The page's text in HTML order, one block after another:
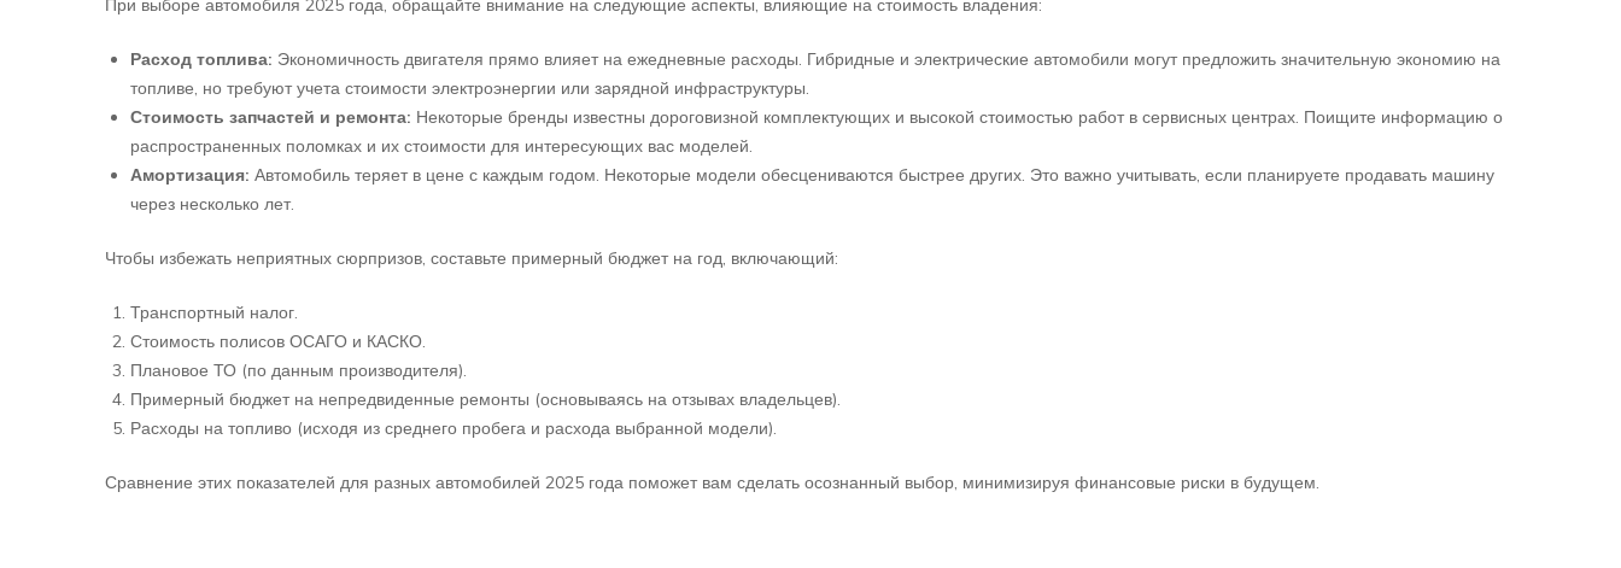
Расход топлива: Экономичность двигателя прямо влияет на ежедневные расходы. Гибридные и электрические автомобили могут предложить значительную экономию на
топливе, но требуют учета стоимости электроэнергии или зарядной инфраструктуры.
Стоимость запчастей и ремонта: Некоторые бренды известны дороговизной комплектующих и высокой стоимостью работ в сервисных центрах. Поищите информацию о
распространенных поломках и их стоимости для интересующих вас моделей.
Амортизация: Автомобиль теряет в цене с каждым годом. Некоторые модели обесцениваются быстрее других. Это важно учитывать, если планируете продавать машину
через несколько лет.
Чтобы избежать неприятных сюрпризов, составьте примерный бюджет на год, включающий:
Транспортный налог.
Стоимость полисов ОСАГО и КАСКО.
Плановое ТО (по данным производителя).
Примерный бюджет на непредвиденные ремонты (основываясь на отзывах владельцев).
Расходы на топливо (исходя из среднего пробега и расхода выбранной модели).
Сравнение этих показателей для разных автомобилей 2025 года поможет вам сделать осознанный выбор, минимизируя финансовые риски в будущем.